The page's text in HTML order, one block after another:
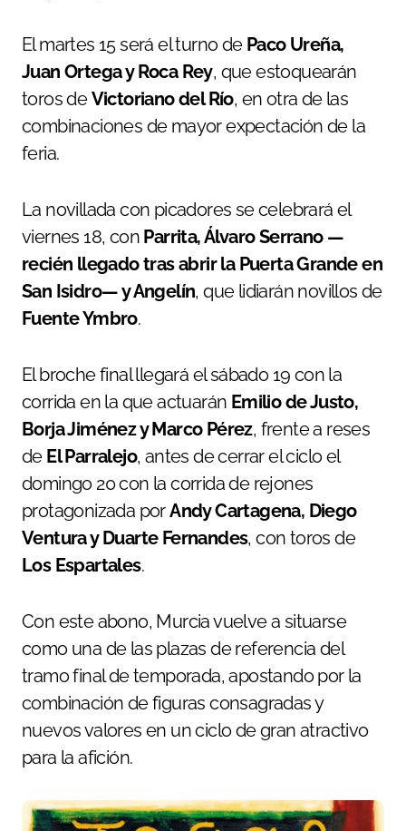
El martes 15 será el turno de Paco Ureña,
Juan Ortega y Roca Rey, que estoquearán
toros deVictoriano del Río, en otra de las
combinaciones de mayor expectación de la
feria.
La novillada con picadores se celebrará el
viernes 18, con Parrita, Álvaro Serrano —
recién llegado tras abrir la Puerta Grande en
San Isidro— y Angelín, que lidiarán novillos de
Fuente Ymbro.
El broche final llegará el sábado 19 con la
corrida en la que actuarán Emilio de Justo,
Borja Jiménez y Marco Pérez, frente a reses
de El Parralejo, antes de cerrar el ciclo el
domingo 20 con la corrida de rejones
protagonizada porAndy Cartagena, Diego
Ventura y Duarte Fernandes, con toros de
Los Espartales.
Con este abono, Murcia vuelve a situarse
como una de las plazas de referencia del
tramo final de temporada, apostando por la
combinación de figuras consagradas y
nuevos valores en un ciclo de gran atractivo
para la afición.